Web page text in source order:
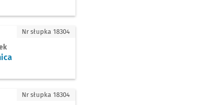
Nr słupka 18304
Nr słupka 18304